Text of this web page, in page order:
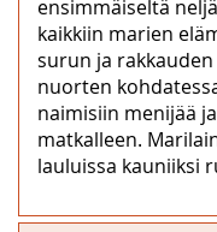
ensimmäiseltä
kaikkiin marien
surun ja
nuorten
naimisiin menijää
matkalleen.
lauluissa kauniiksi